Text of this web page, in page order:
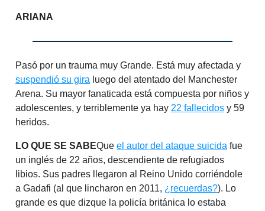
ARIANA
Pasó por un trauma muy Grande. Está muy afectada y
suspendió su gira luego del atentado del Manchester
Arena. Su mayor fanaticada está compuesta por niños y
adolescentes, y terriblemente ya hay 22 fallecidos y 59
heridos.
LO QUE SE SABEQue el autor del ataque suicida fue
un inglés de 22 años, descendiente de refugiados
libios. Sus padres llegaron al Reino Unido corriéndole
a Gadafi (al que lincharon en 2011, ¿recuerdas?). Lo
grande es que dizque la policía británica lo estaba